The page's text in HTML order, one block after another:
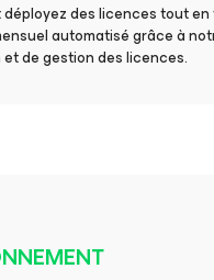
des licences tout
automatisé grâce à
et de gestion des licences.